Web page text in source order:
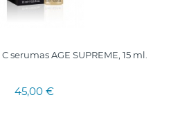
serumas AGE SUPREME, 15 ml.
45,00 €